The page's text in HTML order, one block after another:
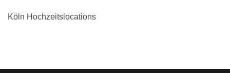
Köln Hochzeitslocations